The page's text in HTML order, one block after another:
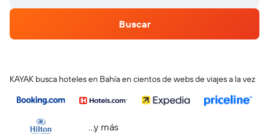
Buscar
KAYAK busca hoteles en Bahía en cientos de webs de viajes a la vez
...y más